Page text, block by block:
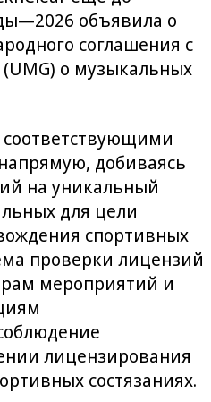
объявила о
соглашения с
о музыкальных
соответствующими
добиваясь
на уникальный
для цели
спортивных
проверки лицензий
мероприятий и
лицензирования
состязаниях.